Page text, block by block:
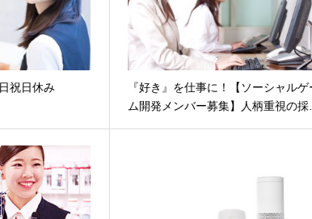
祝日休み
『好き』を仕事に！【ソーシャルゲ
ム開発メンバー募集】人柄重視の